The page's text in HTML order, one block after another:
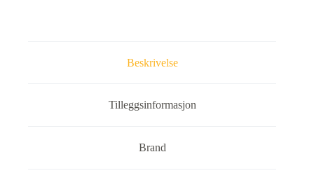
Beskrivelse
Tilleggsinformasjon
Brand